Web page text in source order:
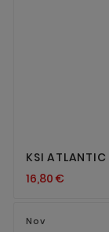
KSI ATLANTIC
16,80 €
Nov